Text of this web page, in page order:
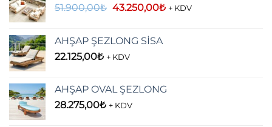
51.900,00₺ Orijinal
43.250,00₺Şu
+ KDV
AHŞAP ŞEZLONG SİSA
22.125,00₺ + KDV
AHŞAP OVAL ŞEZLONG
28.275,00₺ + KDV